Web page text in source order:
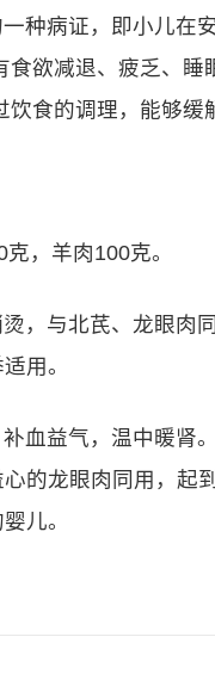
种病证，即小儿在
欲减退、疲乏、
食的调理，能够缓
，羊肉100克。
，与北芪、龙眼肉
用。
血益气，温中暖肾
的龙眼肉同用，起
儿。